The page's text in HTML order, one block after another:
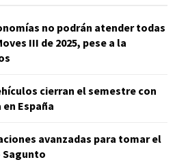
no podrán atender todas
III de 2025, pese a la
cierran el semestre con
España
avanzadas para tomar el